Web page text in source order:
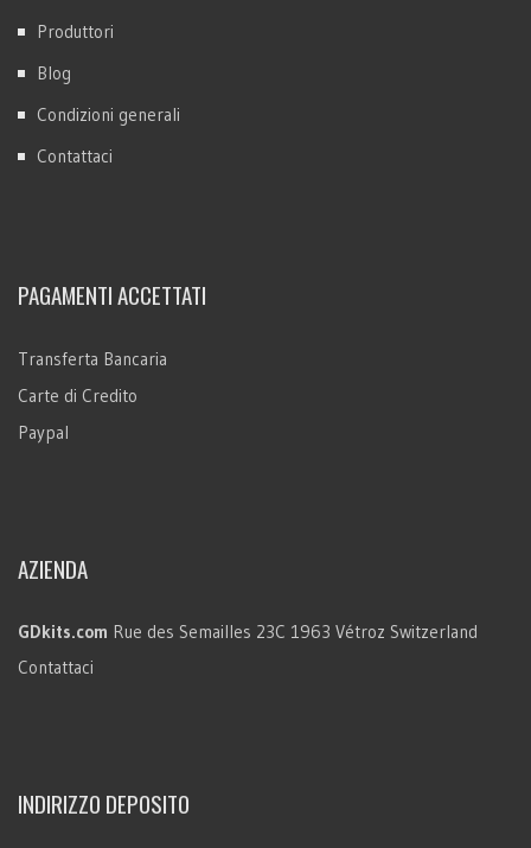
Produttori
Blog
Condizioni generali
Contattaci
PAGAMENTI ACCETTATI
Transferta Bancaria
Carte di Credito
Paypal
AZIENDA
GDkits.com Rue des Semailles 23C 1963 Vétroz Switzerland
Contattaci
INDIRIZZO DEPOSITO